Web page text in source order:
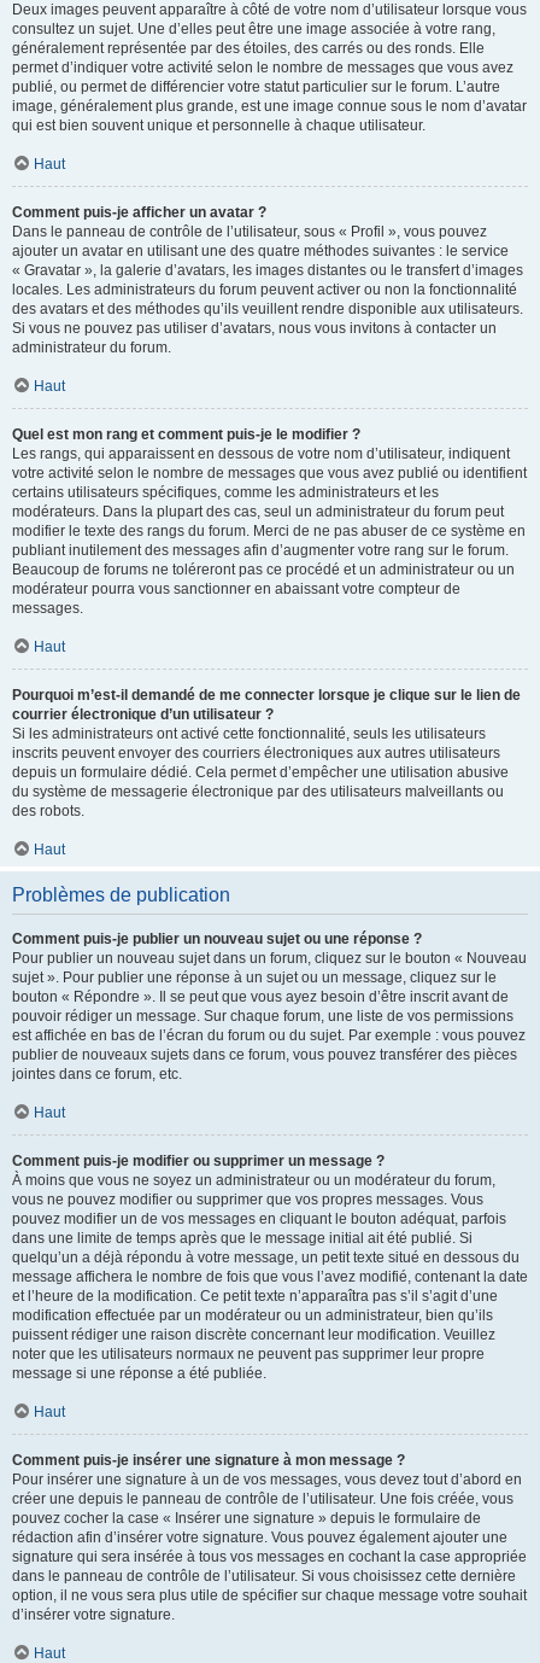
Deux images peuvent apparaître à côté de votre nom d’utilisateur lorsque vous
consultez un sujet. Une d’elles peut être une image associée à votre rang,
généralement représentée par des étoiles, des carrés ou des ronds. Elle
permet d’indiquer votre activité selon le nombre de messages que vous avez
publié, ou permet de différencier votre statut particulier sur le forum. L’autre
image, généralement plus grande, est une image connue sous le nom d’avatar
qui est bien souvent unique et personnelle à chaque utilisateur.
Haut
Comment puis-je afficher un avatar ?
Dans le panneau de contrôle de l’utilisateur, sous « Profil », vous pouvez
ajouter un avatar en utilisant une des quatre méthodes suivantes : le service
« Gravatar », la galerie d’avatars, les images distantes ou le transfert d’images
locales. Les administrateurs du forum peuvent activer ou non la fonctionnalité
des avatars et des méthodes qu’ils veuillent rendre disponible aux utilisateurs.
Si vous ne pouvez pas utiliser d’avatars, nous vous invitons à contacter un
administrateur du forum.
Haut
Quel est mon rang et comment puis-je le modifier ?
Les rangs, qui apparaissent en dessous de votre nom d’utilisateur, indiquent
votre activité selon le nombre de messages que vous avez publié ou identifient
certains utilisateurs spécifiques, comme les administrateurs et les
modérateurs. Dans la plupart des cas, seul un administrateur du forum peut
modifier le texte des rangs du forum. Merci de ne pas abuser de ce système en
publiant inutilement des messages afin d’augmenter votre rang sur le forum.
Beaucoup de forums ne toléreront pas ce procédé et un administrateur ou un
modérateur pourra vous sanctionner en abaissant votre compteur de
messages.
Haut
Pourquoi m’est-il demandé de me connecter lorsque je clique sur le lien de
courrier électronique d’un utilisateur ?
Si les administrateurs ont activé cette fonctionnalité, seuls les utilisateurs
inscrits peuvent envoyer des courriers électroniques aux autres utilisateurs
depuis un formulaire dédié. Cela permet d’empêcher une utilisation abusive
du système de messagerie électronique par des utilisateurs malveillants ou
des robots.
Haut
Problèmes de publication
Comment puis-je publier un nouveau sujet ou une réponse ?
Pour publier un nouveau sujet dans un forum, cliquez sur le bouton « Nouveau
sujet ». Pour publier une réponse à un sujet ou un message, cliquez sur le
bouton « Répondre ». Il se peut que vous ayez besoin d’être inscrit avant de
pouvoir rédiger un message. Sur chaque forum, une liste de vos permissions
est affichée en bas de l’écran du forum ou du sujet. Par exemple : vous pouvez
publier de nouveaux sujets dans ce forum, vous pouvez transférer des pièces
jointes dans ce forum, etc.
Haut
Comment puis-je modifier ou supprimer un message ?
À moins que vous ne soyez un administrateur ou un modérateur du forum,
vous ne pouvez modifier ou supprimer que vos propres messages. Vous
pouvez modifier un de vos messages en cliquant le bouton adéquat, parfois
dans une limite de temps après que le message initial ait été publié. Si
quelqu’un a déjà répondu à votre message, un petit texte situé en dessous du
message affichera le nombre de fois que vous l’avez modifié, contenant la date
et l’heure de la modification. Ce petit texte n’apparaîtra pas s’il s’agit d’une
modification effectuée par un modérateur ou un administrateur, bien qu’ils
puissent rédiger une raison discrète concernant leur modification. Veuillez
noter que les utilisateurs normaux ne peuvent pas supprimer leur propre
message si une réponse a été publiée.
Haut
Comment puis-je insérer une signature à mon message ?
Pour insérer une signature à un de vos messages, vous devez tout d’abord en
créer une depuis le panneau de contrôle de l’utilisateur. Une fois créée, vous
pouvez cocher la case « Insérer une signature » depuis le formulaire de
rédaction afin d’insérer votre signature. Vous pouvez également ajouter une
signature qui sera insérée à tous vos messages en cochant la case appropriée
dans le panneau de contrôle de l’utilisateur. Si vous choisissez cette dernière
option, il ne vous sera plus utile de spécifier sur chaque message votre souhait
d’insérer votre signature.
Haut